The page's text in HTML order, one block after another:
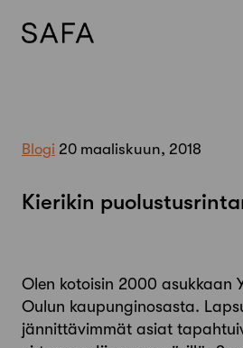
Blogi 20 maaliskuun, 2018
Kierikin
Olen kotoisin 2000 asukkaan
Oulun kaupunginosasta.
jännittävimmät asiat